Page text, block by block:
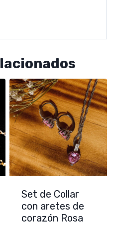
Set de Collar
con aretes de
corazón Rosa